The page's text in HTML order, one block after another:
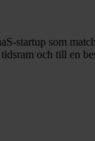
startup som
och till en